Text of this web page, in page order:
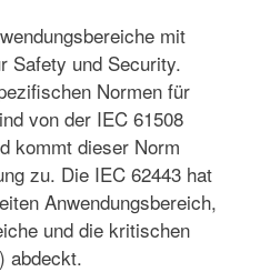
mit
Safety und Security.
Normen für
von der IEC 61508
kommt dieser Norm
zu. Die IEC 62443 hat
Anwendungsbereich,
und die kritischen
abdeckt.